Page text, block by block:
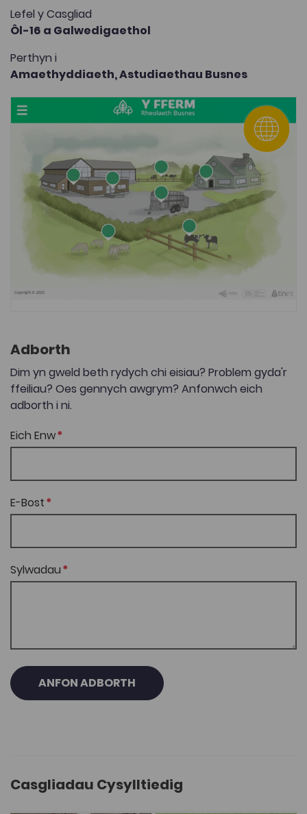
Lefel y Casgliad
Ôl-16 a Galwedigaethol
Perthyn i
Amaethyddiaeth,Astudiaethau Busnes
Adborth
Dim yn gweld beth rydych chi eisiau? Problem gyda'r
ffeiliau? Oes gennych awgrym? Anfonwch eich
adborth i ni.
Eich Enw
E-Bost
Sylwadau
ANFON ADBORTH
Casgliadau Cysylltiedig